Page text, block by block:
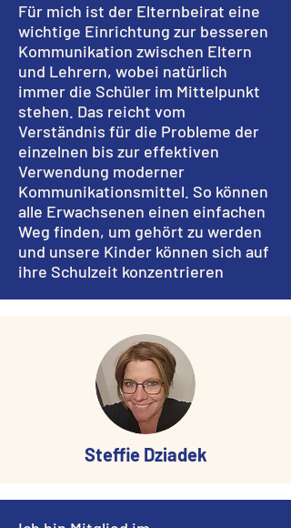
Für mich ist der Elternbeirat eine
wichtige Einrichtung zur besseren
Kommunikation zwischen Eltern
und Lehrern, wobei natürlich
immer die Schüler im Mittelpunkt
stehen. Das reicht vom
Verständnis für die Probleme der
einzelnen bis zur effektiven
Verwendung moderner
Kommunikationsmittel. So können
alle Erwachsenen einen einfachen
Weg finden, um gehört zu werden
und unsere Kinder können sich auf
ihre Schulzeit konzentrieren
Steffie Dziadek